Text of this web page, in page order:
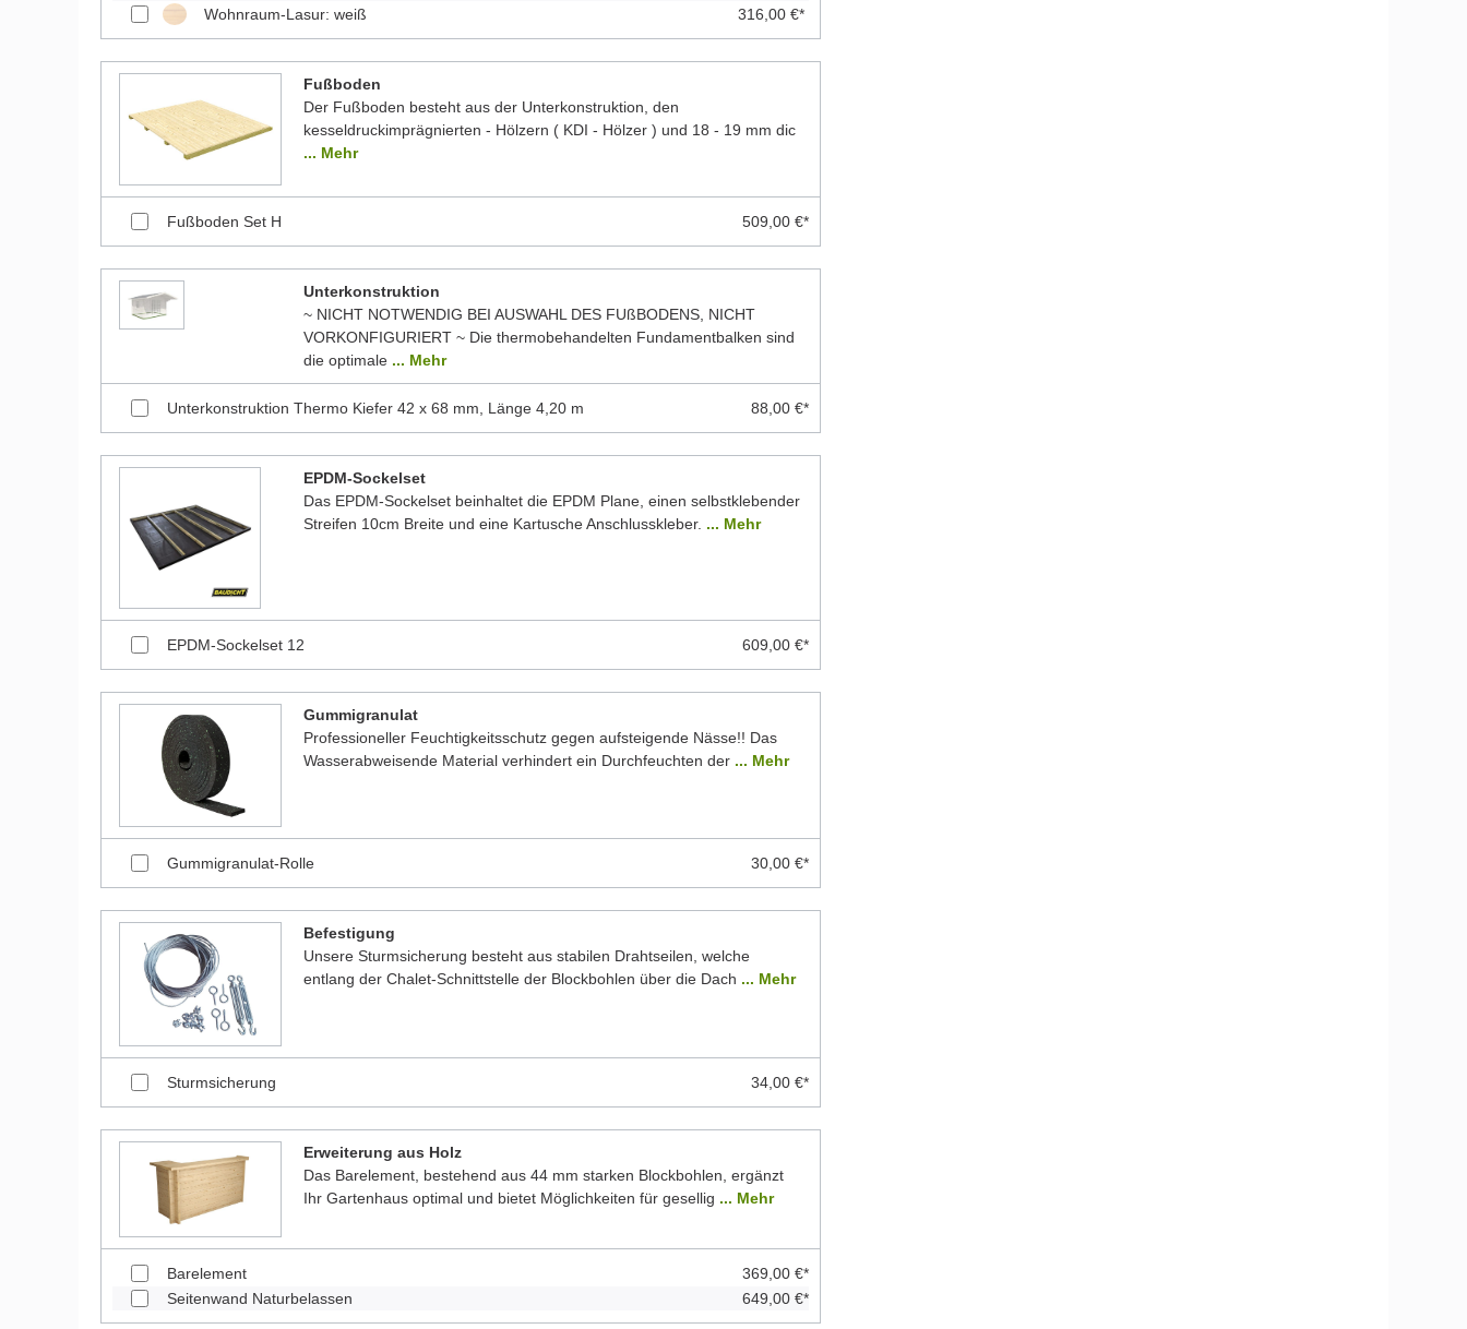
Wohnraum-Lasur: weiß
316,00 €*
Fußboden
Der Fußboden besteht aus der Unterkonstruktion, den
kesseldruckimprägnierten - Hölzern ( KDI - Hölzer ) und 18 - 19 mm dic
... Mehr
Fußboden Set H 509,00 €*
Unterkonstruktion
~ NICHT NOTWENDIG BEI AUSWAHL DES FUßBODENS, NICHT
VORKONFIGURIERT ~ Die thermobehandelten Fundamentbalken sind
die optimale ... Mehr
Unterkonstruktion Thermo Kiefer 42 x 68 mm, Länge 4,20 m 88,00 €*
EPDM-Sockelset
Das EPDM-Sockelset beinhaltet die EPDM Plane, einen selbstklebender
Streifen 10cm Breite und eine Kartusche Anschlusskleber. ... Mehr
EPDM-Sockelset 12 609,00 €*
Gummigranulat
Professioneller Feuchtigkeitsschutz gegen aufsteigende Nässe!! Das
Wasserabweisende Material verhindert ein Durchfeuchten der ... Mehr
Gummigranulat-Rolle 30,00 €*
Befestigung
Unsere Sturmsicherung besteht aus stabilen Drahtseilen, welche
entlang der Chalet-Schnittstelle der Blockbohlen über die Dach ... Mehr
Sturmsicherung 34,00 €*
Erweiterung aus Holz
Das Barelement, bestehend aus 44 mm starken Blockbohlen, ergänzt
Ihr Gartenhaus optimal und bietet Möglichkeiten für gesellig ... Mehr
Barelement
369,00 €*
Seitenwand Naturbelassen
649,00 €*